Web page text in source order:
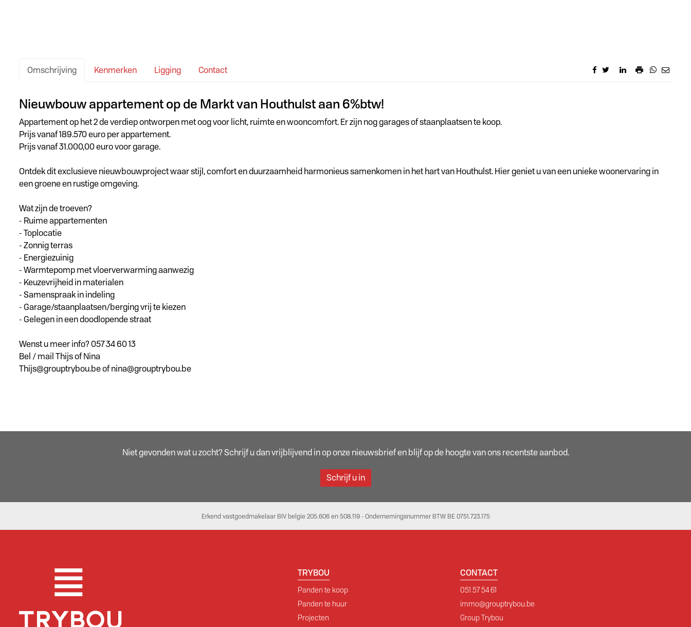
Omschrijving Kenmerken Ligging Contact
Omschrijving
Nieuwbouw appartement op de Markt van Houthulst aan 6%btw!
Appartement op het 2 de verdiep ontworpen met oog voor licht, ruimte en wooncomfort. Er zijn nog garages of staanplaatsen te koop.
Prijs vanaf 189.570 euro per appartement.
Prijs vanaf 31.000,00 euro voor garage.
Ontdek dit exclusieve nieuwbouwproject waar stijl, comfort en duurzaamheid harmonieus samenkomen in het hart van Houthulst. Hier geniet u van een unieke woonervaring in
een groene en rustige omgeving.
Wat zijn de troeven?
- Ruime appartementen
- Toplocatie
- Zonnig terras
- Energiezuinig
- Warmtepomp met vloerverwarming aanwezig
- Keuzevrijheid in materialen
- Samenspraak in indeling
- Garage/staanplaatsen/berging vrij te kiezen
- Gelegen in een doodlopende straat
Wenst u meer info? 057 34 60 13
Bel / mail Thijs of Nina
Thijs@grouptrybou.be of nina@grouptrybou.be
Niet gevonden wat u zocht? Schrijf u dan vrijblijvend in op onze nieuwsbrief en blijf op de hoogte van ons recentste aanbod.
Schrijf u in
Erkend vastgoedmakelaar BIV belgie 205.606 en 508.119 - Ondernemingsnummer BTW BE 0751.723.175
TRYBOU
Panden te koop
Panden te huur
Projecten
CONTACT
051 57 54 61
immo@grouptrybou.be
Group Trybou